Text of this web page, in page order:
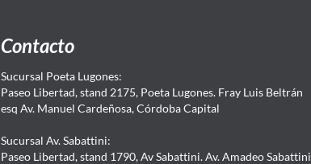
Contacto
Sucursal Poeta Lugones:
Paseo Libertad, stand 2175, Poeta Lugones. Fray Luis Beltrán
esq Av. Manuel Cardeñosa, Córdoba Capital
Sucursal Av. Sabattini:
Paseo Libertad, stand 1790, Av Sabattini. Av. Amadeo Sabattini